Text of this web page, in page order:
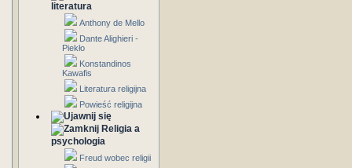
literatura
Anthony de Mello
Dante Alighieri -
Piekło
Konstandinos
Kawafis
Literatura religijna
Powieść religijna
Religia a
psychologia
Freud wobec religii